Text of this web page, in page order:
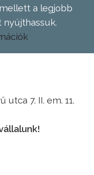
a legjobb
7. II. em. 11.